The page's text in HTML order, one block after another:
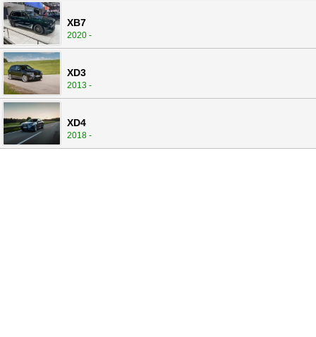
XB7
2020 -
XD3
2013 -
XD4
2018 -